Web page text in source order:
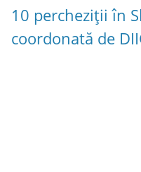
10 percheziții în
coordonată de